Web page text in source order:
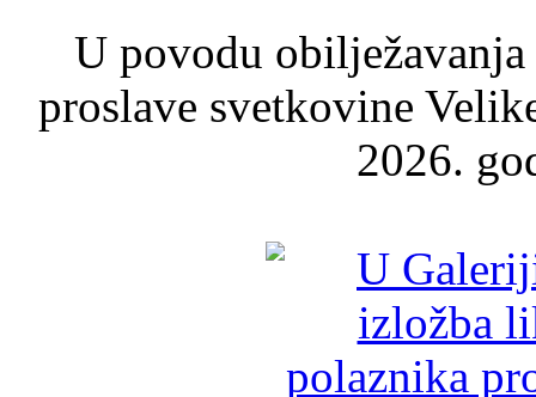
U povodu
proslave svetkovine
2026.